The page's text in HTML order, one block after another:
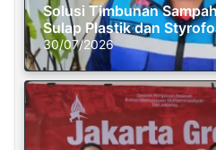
Solusi Timbunan
Sulap Plastik dan
30/07/2026